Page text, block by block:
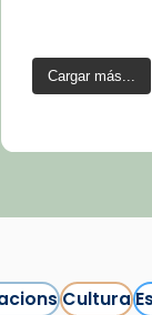
Cargar más...
Cultura